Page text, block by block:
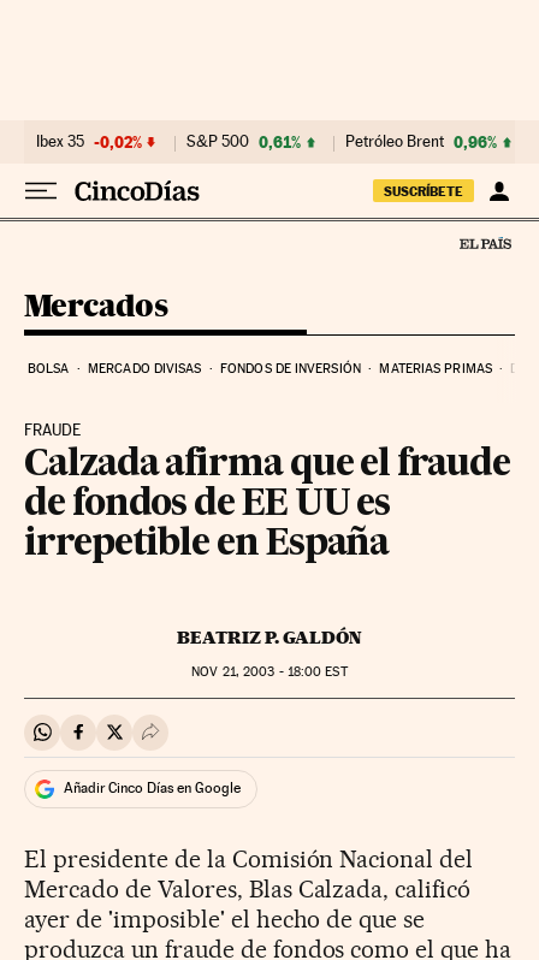
Ibex 35 -0,02% S&P 500 0,61% Petróleo Brent 0,96%
SUSCRÍBETE
Mercados
BOLSA MERCADO DIVISAS FONDOS DE INVERSIÓN MATERIAS PRIMAS
FRAUDE
Calzada afirma que el fraude
de fondos de EE UU es
irrepetible en España
BEATRIZ P. GALDÓN
NOV 21, 2003 - 18:00 EST
Compartir en Whatsapp
Compartir en Facebook
Compartir en Twitter
Desplegar Redes Sociales
Añadir Cinco Días en Google
El presidente de la Comisión Nacional del
Mercado de Valores, Blas Calzada, calificó
ayer de 'imposible' el hecho de que se
produzca un fraude de fondos como el que ha